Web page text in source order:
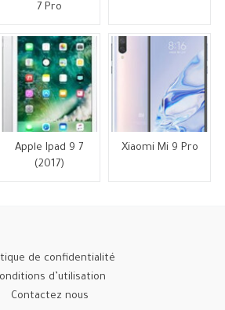
7 Pro
Apple Ipad 9 7
(2017)
Xiaomi Mi 9 Pro
de confidentialité
d’utilisation
Contactez nous